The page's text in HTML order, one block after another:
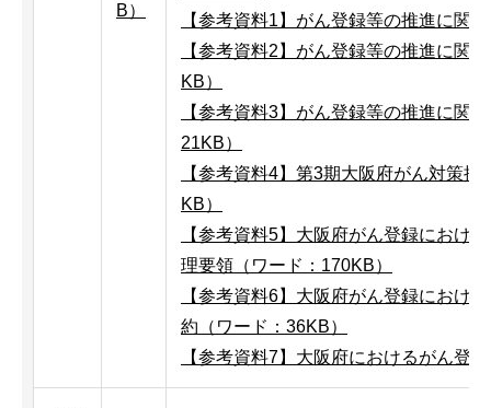
B）
【参考資料1】がん登録等の推進に関
【参考資料2】がん登録等の推進に
KB）
【参考資料3】がん登録等の推進に関
21KB）
【参考資料4】第3期大阪府がん対策
KB）
【参考資料5】大阪府がん登録におけ
理要領（ワード：170KB）
【参考資料6】大阪府がん登録におけ
約（ワード：36KB）
【参考資料7】大阪府におけるがん登